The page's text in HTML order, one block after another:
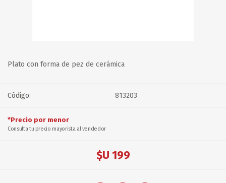
Plato con forma de pez de cerámica
Código: 813203
*Precio por menor
Consulta tu precio mayorista al vendedor
$U 199